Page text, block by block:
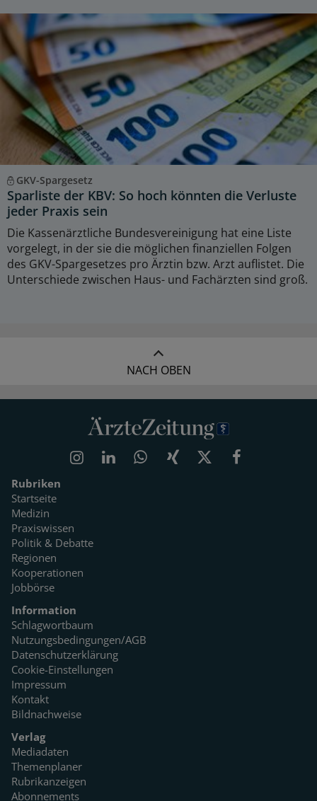
GKV-Spargesetz
Sparliste der KBV: So hoch könnten die Verluste
jeder Praxis sein
Die Kassenärztliche Bundesvereinigung hat eine Liste
vorgelegt, in der sie die möglichen finanziellen Folgen
des GKV-Spargesetzes pro Ärztin bzw. Arzt auflistet. Die
Unterschiede zwischen Haus- und Fachärzten sind groß.
NACH OBEN
Rubriken
Startseite
Medizin
Praxiswissen
Politik & Debatte
Regionen
Kooperationen
Jobbörse
Information
Schlagwortbaum
Nutzungsbedingungen/AGB
Datenschutzerklärung
Cookie-Einstellungen
Impressum
Kontakt
Bildnachweise
Verlag
Mediadaten
Themenplaner
Rubrikanzeigen
Abonnements